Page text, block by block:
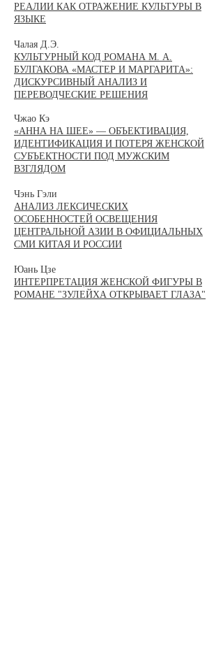
РЕАЛИИ КАК ОТРАЖЕНИЕ КУЛЬТУРЫ В
ЯЗЫКЕ
Чалая Д.Э.
КУЛЬТУРНЫЙ КОД РОМАНА М. А.
БУЛГАКОВА «МАСТЕР И МАРГАРИТА»:
ДИСКУРСИВНЫЙ АНАЛИЗ И
ПЕРЕВОДЧЕСКИЕ РЕШЕНИЯ
Чжао Кэ
«АННА НА ШЕЕ» — ОБЪЕКТИВАЦИЯ,
ИДЕНТИФИКАЦИЯ И ПОТЕРЯ ЖЕНСКОЙ
СУБЪЕКТНОСТИ ПОД МУЖСКИМ
ВЗГЛЯДОМ
Чэнь Гэли
АНАЛИЗ ЛЕКСИЧЕСКИХ
ОСОБЕННОСТЕЙ ОСВЕЩЕНИЯ
ЦЕНТРАЛЬНОЙ АЗИИ В ОФИЦИАЛЬНЫХ
СМИ КИТАЯ И РОССИИ
Юань Цзе
ИНТЕРПРЕТАЦИЯ ЖЕНСКОЙ ФИГУРЫ В
РОМАНЕ "ЗУЛЕЙХА ОТКРЫВАЕТ ГЛАЗА"